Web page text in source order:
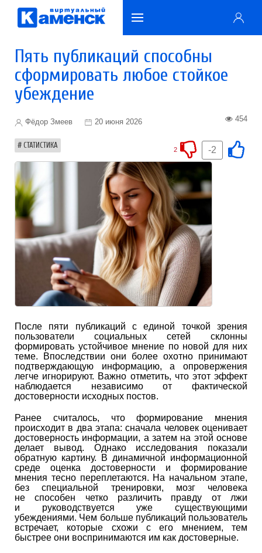
Пять публикаций способны
сформировать любое стойкое
убеждение
Фёдор Змеев 20 июня 2026 454
СТАТИСТИКА -2
2
После пяти публикаций с единой точкой зрения
пользователи социальных сетей склонны
формировать устойчивое мнение по новой для них
теме. Впоследствии они более охотно принимают
подтверждающую информацию, а опровержения
легче игнорируют. Важно отметить, что этот эффект
наблюдается независимо от фактической
достоверности исходных постов.
Ранее считалось, что формирование мнения
происходит в два этапа: сначала человек оценивает
достоверность информации, а затем на этой основе
делает вывод. Однако исследования показали
обратную картину. В динамичной информационной
среде оценка достоверности и формирование
мнения тесно переплетаются. На начальном этапе,
без специальной тренировки, мозг человека
не способен четко различить правду от лжи
и руководствуется уже существующими
убеждениями. Чем больше публикаций пользователь
встречает, которые схожи с его мнением, тем
быстрее они воспринимаются им как достоверные.